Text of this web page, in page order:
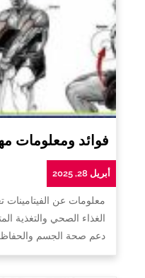
فوائد ومعلومات
أبريل 28, 2025
معلومات عن الفيتامينات
الغذاء الصحي والتغذية
دعم صحة الجسم والحفاظ